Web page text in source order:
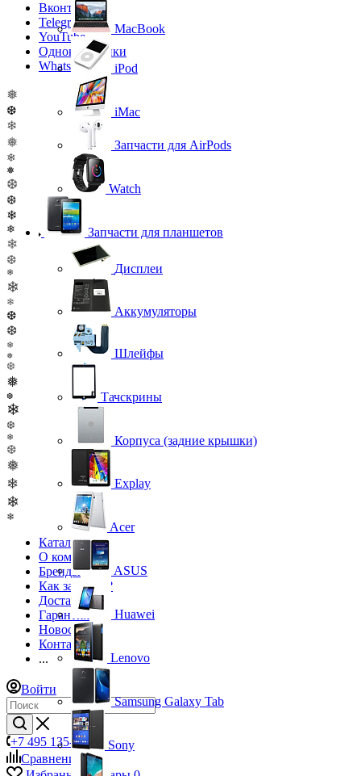
Вконтакте
Telegram
YouTube
Одноклассники
WhatsApp
❅
❆
❄
❅
❄
❅
❆
❆
❄
❄
❄
❆
❄
❄
❄
❆
❆
❄
❅
❆
❅
❆
❄
❆
❄
❆
❅
❄
❄
❄
Каталог
О компании
Бренды
Как заказать?
Доставка
Гарантия
Новости
Контакты
...
Войти
+7 495 135-39-43
Сравнение0
MacBook
iPod
iMac
Запчасти для AirPods
Watch
Запчасти для планшетов
Дисплеи
Аккумуляторы
Шлейфы
Тачскрины
Корпуса (задние крышки)
Explay
Acer
ASUS
Huawei
Lenovo
Samsung Galaxy Tab
Sony